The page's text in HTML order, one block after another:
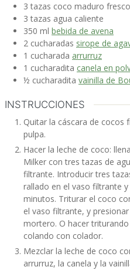
3 tazas coco maduro
3 tazas agua caliente
350 ml bebida de avena
2 cucharadas sirope de
1 cucharada arrurruz
1 cucharadita canela en
½ cucharadita vainilla de
INSTRUCCIONES
Quitar la cáscara de cocos
pulpa.
Hacer la leche de coco:
Milker con tres tazas de
filtrante. Introducir tres
rallado en el vaso filtrante
minutos. Triturar el coco
el vaso filtrante, y
mortero. O hacer
colando con colador.
Mezclar la leche de coco
arrurruz, la canela y la